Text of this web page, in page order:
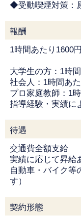
◆受動喫煙対策：
報酬
1時間あたり1600
大学生の方：1時
社会人：1時間あ
プロ家庭教師：1
指導経験・実績に
待遇
交通費全額支給
実績に応じて昇給
自動車・バイク等
す）
契約形態